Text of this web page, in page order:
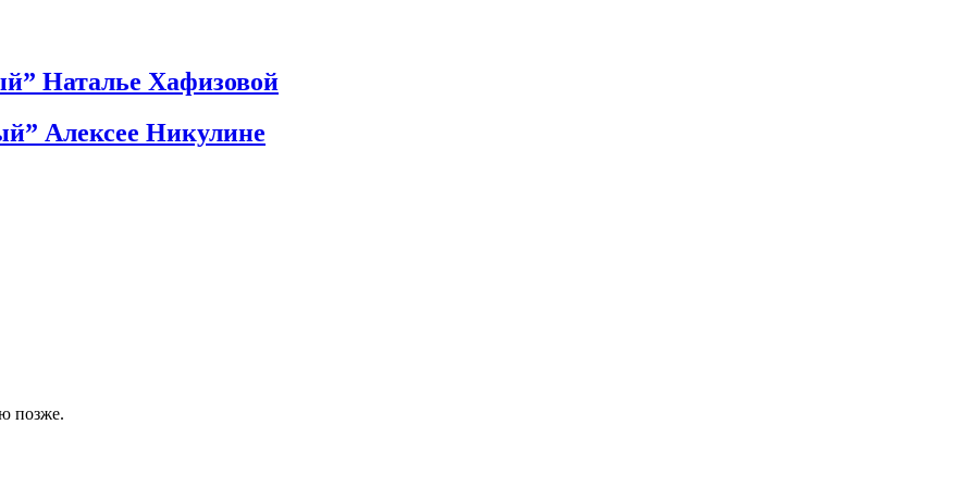
Наталье Хафизовой
Алексее Никулине
позже.